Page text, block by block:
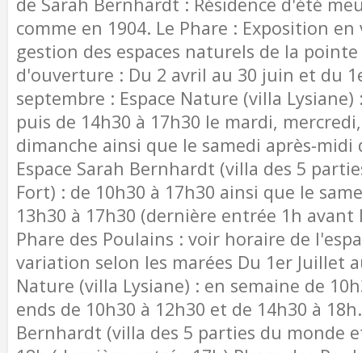
comme en 1904. Le Phare : Exposition
gestion des espaces naturels de la
d'ouverture : Du 2 avril au 30 juin et du
septembre : Espace Nature (villa Lysiane)
puis de 14h30 à 17h30 le mardi,
dimanche ainsi que le samedi après-midi
Espace Sarah Bernhardt (villa des 5
Fort) : de 10h30 à 17h30 ainsi que le
13h30 à 17h30 (dernière entrée 1h
Phare des Poulains : voir horaire de
variation selon les marées Du 1er Juillet
Nature (villa Lysiane) : en semaine de
ends de 10h30 à 12h30 et de 14h30 à
Bernhardt (villa des 5 parties du monde